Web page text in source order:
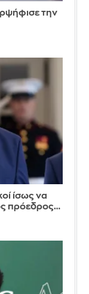
την
ίσως να
πρόεδρος…